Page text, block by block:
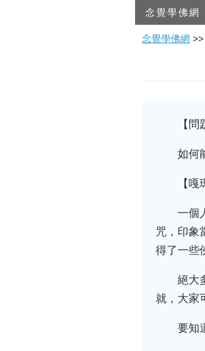
念覺學佛網
念覺學佛網 >>
【問
如何
【嘎
一個
咒，印象
得了一些
絕大
就，大家
要知